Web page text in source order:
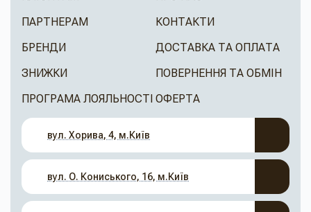
ПАРТНЕРАМ
БРЕНДИ
ЗНИЖКИ
ПРОГРАМА ЛОЯЛЬНОСТІ
КОНТАКТИ
ДОСТАВКА ТА ОПЛАТА
ПОВЕРНЕННЯ ТА ОБМІН
ОФЕРТА
вул. Хорива, 4, м.Київ
вул. О. Кониського, 16, м.Київ